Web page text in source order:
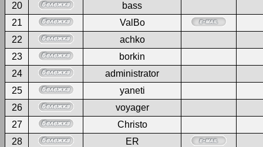
20
bass
21
ValBo
22
achko
23
borkin
24
administrator
25
yaneti
26
voyager
27
Christo
28
ER